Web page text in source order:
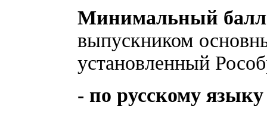
Минимальный балл
выпускником
установленный
- по русскому